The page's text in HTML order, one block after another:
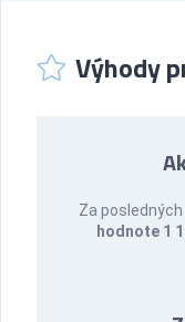
Výhody
Za posledných
hodnote 1